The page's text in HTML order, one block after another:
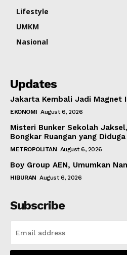
Lifestyle
UMKM
Nasional
Updates
Jakarta Kembali Jadi Magnet
EKONOMI August 6, 2026
Misteri Bunker Sekolah
Bongkar Ruangan yang
METROPOLITAN August 6, 2026
Boy Group AEN, Umumkan
HIBURAN August 6, 2026
Subscribe